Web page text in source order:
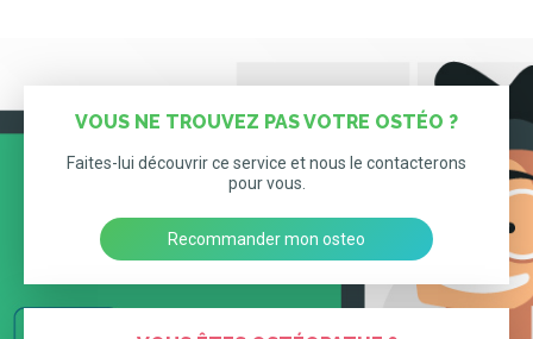
VOUS NE TROUVEZ PAS VOTRE OSTÉO ?
Faites-lui découvrir ce service et nous le contacterons
pour vous.
Recommander mon osteo